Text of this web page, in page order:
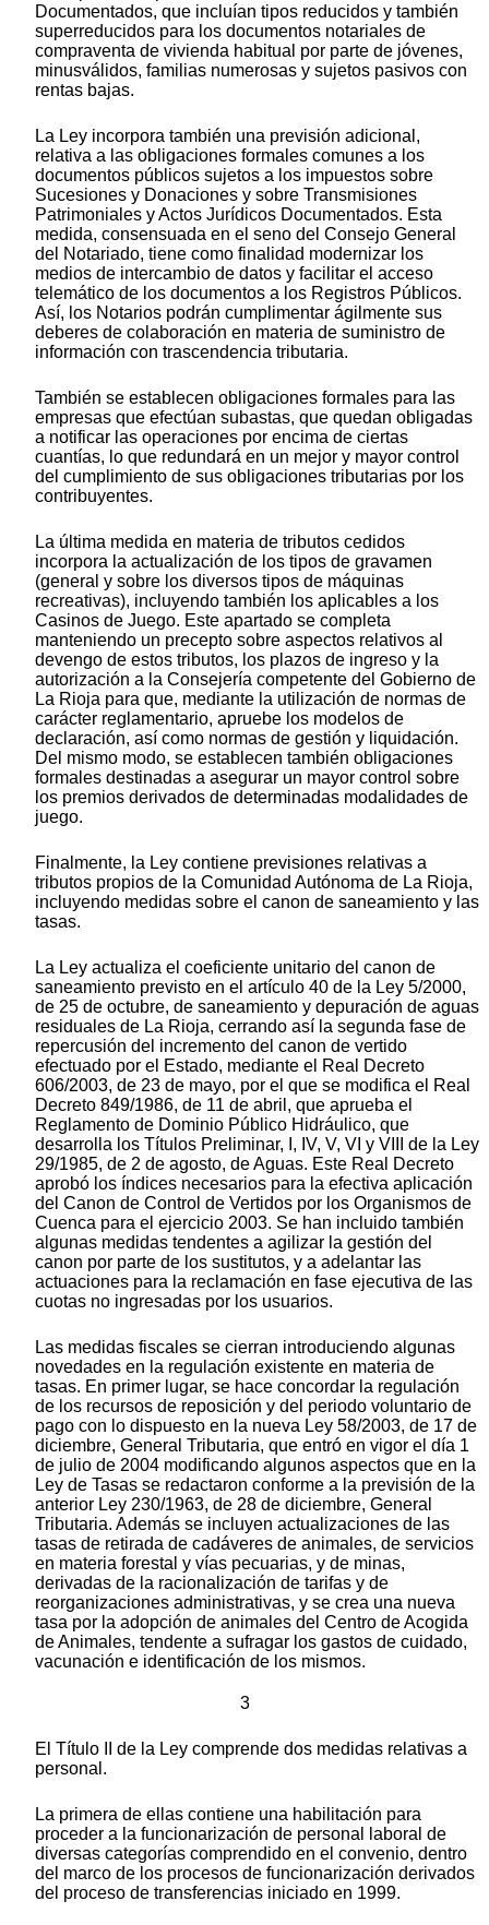
Documentados, que incluían tipos reducidos y también
superreducidos para los documentos notariales de
compraventa de vivienda habitual por parte de jóvenes,
minusválidos, familias numerosas y sujetos pasivos con
rentas bajas.
La Ley incorpora también una previsión adicional,
relativa a las obligaciones formales comunes a los
documentos públicos sujetos a los impuestos sobre
Sucesiones y Donaciones y sobre Transmisiones
Patrimoniales y Actos Jurídicos Documentados. Esta
medida, consensuada en el seno del Consejo General
del Notariado, tiene como finalidad modernizar los
medios de intercambio de datos y facilitar el acceso
telemático de los documentos a los Registros Públicos.
Así, los Notarios podrán cumplimentar ágilmente sus
deberes de colaboración en materia de suministro de
información con trascendencia tributaria.
También se establecen obligaciones formales para las
empresas que efectúan subastas, que quedan obligadas
a notificar las operaciones por encima de ciertas
cuantías, lo que redundará en un mejor y mayor control
del cumplimiento de sus obligaciones tributarias por los
contribuyentes.
La última medida en materia de tributos cedidos
incorpora la actualización de los tipos de gravamen
(general y sobre los diversos tipos de máquinas
recreativas), incluyendo también los aplicables a los
Casinos de Juego. Este apartado se completa
manteniendo un precepto sobre aspectos relativos al
devengo de estos tributos, los plazos de ingreso y la
autorización a la Consejería competente del Gobierno de
La Rioja para que, mediante la utilización de normas de
carácter reglamentario, apruebe los modelos de
declaración, así como normas de gestión y liquidación.
Del mismo modo, se establecen también obligaciones
formales destinadas a asegurar un mayor control sobre
los premios derivados de determinadas modalidades de
juego.
Finalmente, la Ley contiene previsiones relativas a
tributos propios de la Comunidad Autónoma de La Rioja,
incluyendo medidas sobre el canon de saneamiento y las
tasas.
La Ley actualiza el coeficiente unitario del canon de
saneamiento previsto en el artículo 40 de la Ley 5/2000,
de 25 de octubre, de saneamiento y depuración de aguas
residuales de La Rioja, cerrando así la segunda fase de
repercusión del incremento del canon de vertido
efectuado por el Estado, mediante el Real Decreto
606/2003, de 23 de mayo, por el que se modifica el Real
Decreto 849/1986, de 11 de abril, que aprueba el
Reglamento de Dominio Público Hidráulico, que
desarrolla los Títulos Preliminar, I, IV, V, VI y VIII de la Ley
29/1985, de 2 de agosto, de Aguas. Este Real Decreto
aprobó los índices necesarios para la efectiva aplicación
del Canon de Control de Vertidos por los Organismos de
Cuenca para el ejercicio 2003. Se han incluido también
algunas medidas tendentes a agilizar la gestión del
canon por parte de los sustitutos, y a adelantar las
actuaciones para la reclamación en fase ejecutiva de las
cuotas no ingresadas por los usuarios.
Las medidas fiscales se cierran introduciendo algunas
novedades en la regulación existente en materia de
tasas. En primer lugar, se hace concordar la regulación
de los recursos de reposición y del periodo voluntario de
pago con lo dispuesto en la nueva Ley 58/2003, de 17 de
diciembre, General Tributaria, que entró en vigor el día 1
de julio de 2004 modificando algunos aspectos que en la
Ley de Tasas se redactaron conforme a la previsión de la
anterior Ley 230/1963, de 28 de diciembre, General
Tributaria. Además se incluyen actualizaciones de las
tasas de retirada de cadáveres de animales, de servicios
en materia forestal y vías pecuarias, y de minas,
derivadas de la racionalización de tarifas y de
reorganizaciones administrativas, y se crea una nueva
tasa por la adopción de animales del Centro de Acogida
de Animales, tendente a sufragar los gastos de cuidado,
vacunación e identificación de los mismos.
3
El Título II de la Ley comprende dos medidas relativas a
personal.
La primera de ellas contiene una habilitación para
proceder a la funcionarización de personal laboral de
diversas categorías comprendido en el convenio, dentro
del marco de los procesos de funcionarización derivados
del proceso de transferencias iniciado en 1999.